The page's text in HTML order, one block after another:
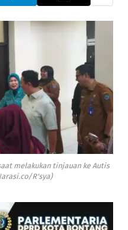
melakukan tinjauan ke Autis
R'sya)